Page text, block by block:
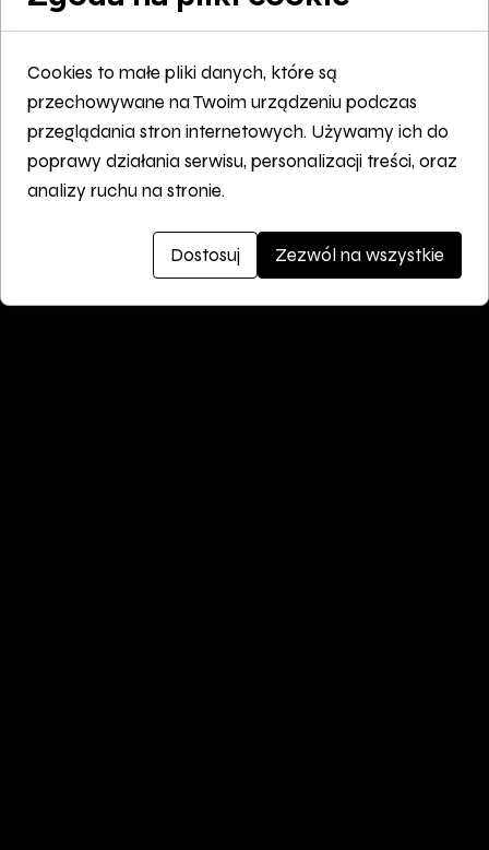
Cookies to małe pliki danych, które są
przechowywane na Twoim urządzeniu podczas
przeglądania stron internetowych. Używamy ich do
poprawy działania serwisu, personalizacji treści, oraz
analizy ruchu na stronie.
Dostosuj Zezwól na wszystkie